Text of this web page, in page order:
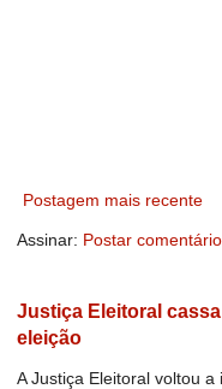
Postagem mais recente
Assinar: Postar
Justiça Eleitoral
eleição
A Justiça Eleitoral voltou